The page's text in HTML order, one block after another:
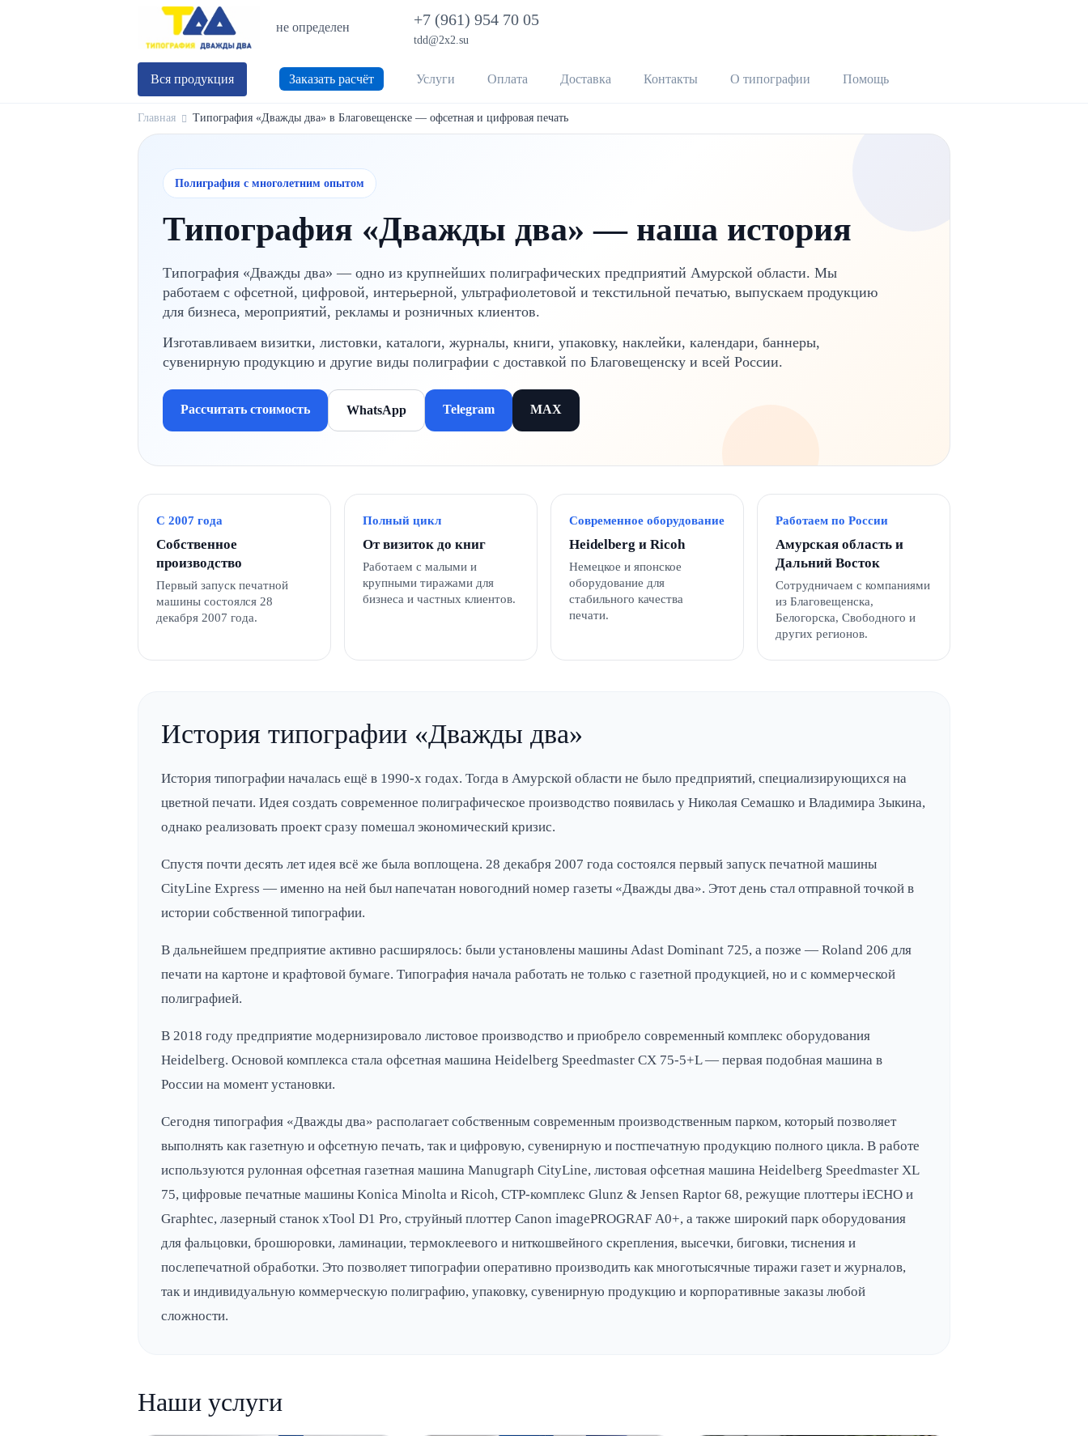
не определен +7 (961) 954 70 05
tdd@2x2.su
Вся продукция Заказать расчёт Услуги Оплата Доставка Контакты О типографии Помощь
Главная Типография «Дважды два» в Благовещенске — офсетная и цифровая печать
Полиграфия с многолетним опытом
Типография «Дважды два» — наша история
Типография «Дважды два» — одно из крупнейших полиграфических предприятий Амурской области. Мы
работаем с офсетной, цифровой, интерьерной, ультрафиолетовой и текстильной печатью, выпускаем продукцию
для бизнеса, мероприятий, рекламы и розничных клиентов.
Изготавливаем визитки, листовки, каталоги, журналы, книги, упаковку, наклейки, календари, баннеры,
сувенирную продукцию и другие виды полиграфии с доставкой по Благовещенску и всей России.
Рассчитать стоимость WhatsApp Telegram MAX
С 2007 года
Собственное
производство
Первый запуск печатной
машины состоялся 28
декабря 2007 года.
Полный цикл
От визиток до книг
Работаем с малыми и
крупными тиражами для
бизнеса и частных клиентов.
Современное оборудование
Heidelberg и Ricoh
Немецкое и японское
оборудование для
стабильного качества
печати.
Работаем по России
Амурская область и
Дальний Восток
Сотрудничаем с компаниями
из Благовещенска,
Белогорска, Свободного и
других регионов.
История типографии «Дважды два»
История типографии началась ещё в 1990-х годах. Тогда в Амурской области не было предприятий, специализирующихся на
цветной печати. Идея создать современное полиграфическое производство появилась у Николая Семашко и Владимира Зыкина,
однако реализовать проект сразу помешал экономический кризис.
Спустя почти десять лет идея всё же была воплощена. 28 декабря 2007 года состоялся первый запуск печатной машины
CityLine Express — именно на ней был напечатан новогодний номер газеты «Дважды два». Этот день стал отправной точкой в
истории собственной типографии.
В дальнейшем предприятие активно расширялось: были установлены машины Adast Dominant 725, а позже — Roland 206 для
печати на картоне и крафтовой бумаге. Типография начала работать не только с газетной продукцией, но и с коммерческой
полиграфией.
В 2018 году предприятие модернизировало листовое производство и приобрело современный комплекс оборудования
Heidelberg. Основой комплекса стала офсетная машина Heidelberg Speedmaster CX 75-5+L — первая подобная машина в
России на момент установки.
Сегодня типография «Дважды два» располагает собственным современным производственным парком, который позволяет
выполнять как газетную и офсетную печать, так и цифровую, сувенирную и постпечатную продукцию полного цикла. В работе
используются рулонная офсетная газетная машина Manugraph CityLine, листовая офсетная машина Heidelberg Speedmaster XL
75, цифровые печатные машины Konica Minolta и Ricoh, CTP-комплекс Glunz & Jensen Raptor 68, режущие плоттеры iECHO и
Graphtec, лазерный станок xTool D1 Pro, струйный плоттер Canon imagePROGRAF А0+, а также широкий парк оборудования
для фальцовки, брошюровки, ламинации, термоклеевого и ниткошвейного скрепления, высечки, биговки, тиснения и
послепечатной обработки. Это позволяет типографии оперативно производить как многотысячные тиражи газет и журналов,
так и индивидуальную коммерческую полиграфию, упаковку, сувенирную продукцию и корпоративные заказы любой
сложности.
Наши услуги